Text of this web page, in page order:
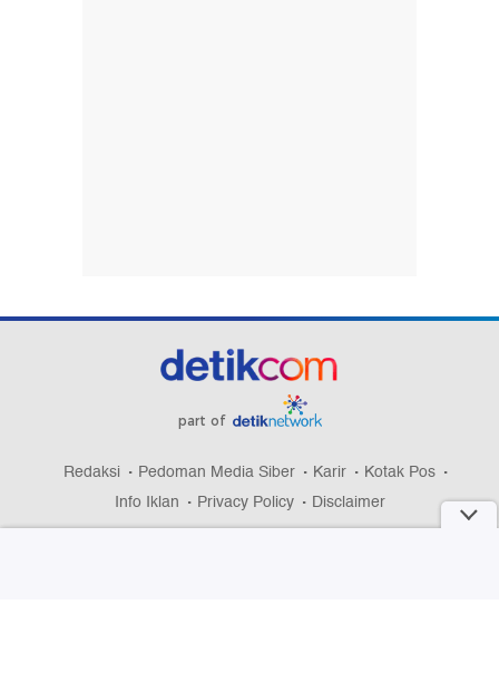
part of
Redaksi Pedoman Media Siber Karir
Kotak Pos
Info Iklan
Privacy Policy Disclaimer